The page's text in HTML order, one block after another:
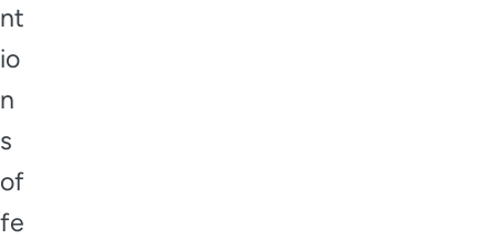
nt
io
n
s
of
fe